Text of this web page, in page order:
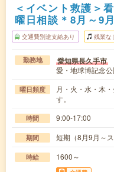
＜イベント救護＞
曜日相談＊8月～9
交通費別途支給あり 残業なし
勤務地 愛知県長久手市
愛・地球博記念
曜日頻度
月・火・水・木
す。
時間 9:00-17:00
期間 短期（8月9月～ス
時給 1600～